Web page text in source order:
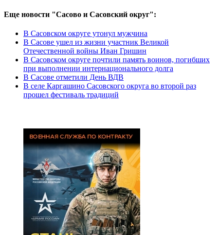
Еще новости "Сасово и Сасовский округ":
В Сасовском округе утонул мужчина
В Сасове ушел из жизни участник Великой
Отечественной войны Иван Гришин
В Сасовском округе почтили память воинов, погибших
при выполнении интернационального долга
В Сасове отметили День ВДВ
В селе Каргашино Сасовского округа во второй раз
прошел фестиваль традиций